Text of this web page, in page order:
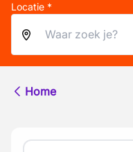
Locatie *
Home